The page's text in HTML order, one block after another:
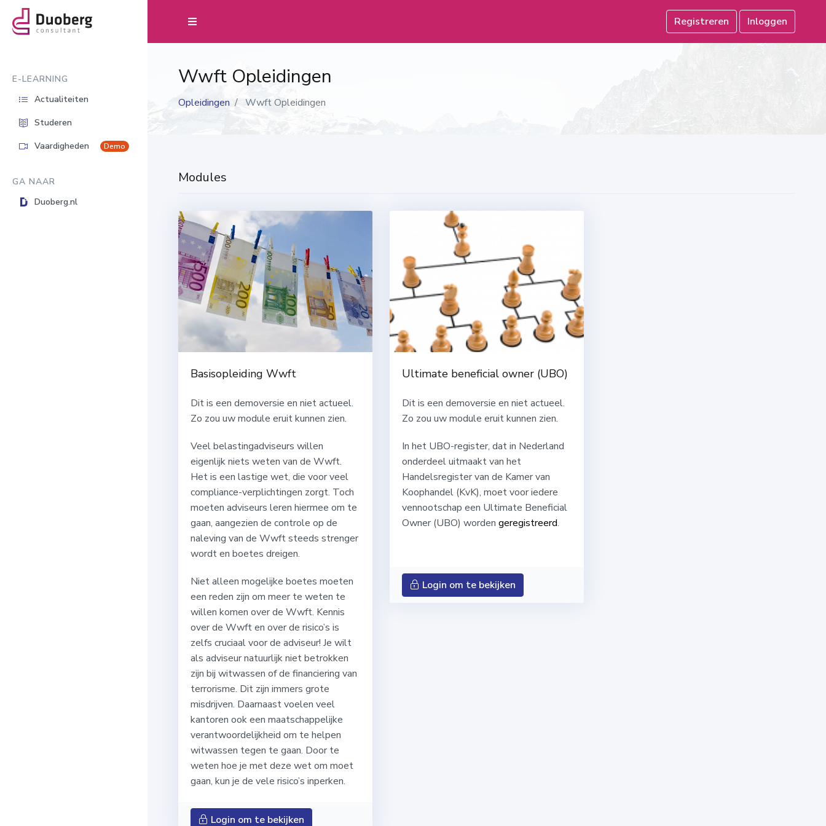
E-LEARNING
Actualiteiten
Studeren
Vaardigheden
Demo
GA NAAR
Duoberg.nl
Registreren Inloggen
Wwft Opleidingen
Opleidingen Wwft Opleidingen
Modules
Basisopleiding Wwft
Dit is een demoversie en niet actueel.
Zo zou uw module eruit kunnen zien.
Veel belastingadviseurs willen
eigenlijk niets weten van de Wwft.
Het is een lastige wet, die voor veel
compliance-verplichtingen zorgt. Toch
moeten adviseurs leren hiermee om te
gaan, aangezien de controle op de
naleving van de Wwft steeds strenger
wordt en boetes dreigen.
Niet alleen mogelijke boetes moeten
een reden zijn om meer te weten te
willen komen over de Wwft. Kennis
over de Wwft en over de risico’s is
zelfs cruciaal voor de adviseur! Je wilt
als adviseur natuurlijk niet betrokken
zijn bij witwassen of de financiering van
terrorisme. Dit zijn immers grote
misdrijven. Daarnaast voelen veel
kantoren ook een maatschappelijke
verantwoordelijkheid om te helpen
witwassen tegen te gaan. Door te
weten hoe je met deze wet om moet
gaan, kun je de vele risico’s inperken.
Login om te bekijken
Ultimate beneficial owner (UBO)
Dit is een demoversie en niet actueel.
Zo zou uw module eruit kunnen zien.
In het UBO-register, dat in Nederland
onderdeel uitmaakt van het
Handelsregister van de Kamer van
Koophandel (KvK), moet voor iedere
vennootschap een Ultimate Beneficial
Owner (UBO) wordengeregistreerd.
Login om te bekijken